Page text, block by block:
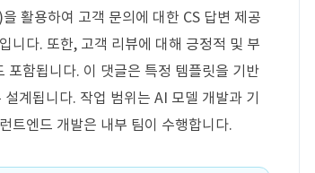
활용하여 고객 문의에 대한 CS 답변 제공
니다. 또한, 고객 리뷰에 대해 긍정적 및 부
포함됩니다. 이 댓글은 특정 템플릿을 기반
계됩니다. 작업 범위는 AI 모델 개발과 기
트엔드 개발은 내부 팀이 수행합니다.